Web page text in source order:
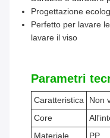
Progettazione
Perfetto per lavare
lavare il viso
Parametri
Caratteristica
Non
Core
Materiale
PP